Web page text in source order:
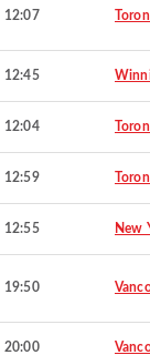
12:07
12:45
12:04
12:59
12:55 New
19:50
20:00